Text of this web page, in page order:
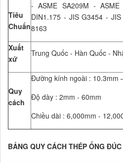
Tiêu
Chuẩn
- ASME SA209M -
DIN1.175 - JIS G3454 -
8163
Xuất
xứ
Trung Quốc - Hàn Quốc -
Quy
cách
Đường kính ngoài : 10.3mm
Độ dày : 2mm - 60mm
Chiều dài : 6,000mm -
BẢNG QUY CÁCH THÉP ỐNG